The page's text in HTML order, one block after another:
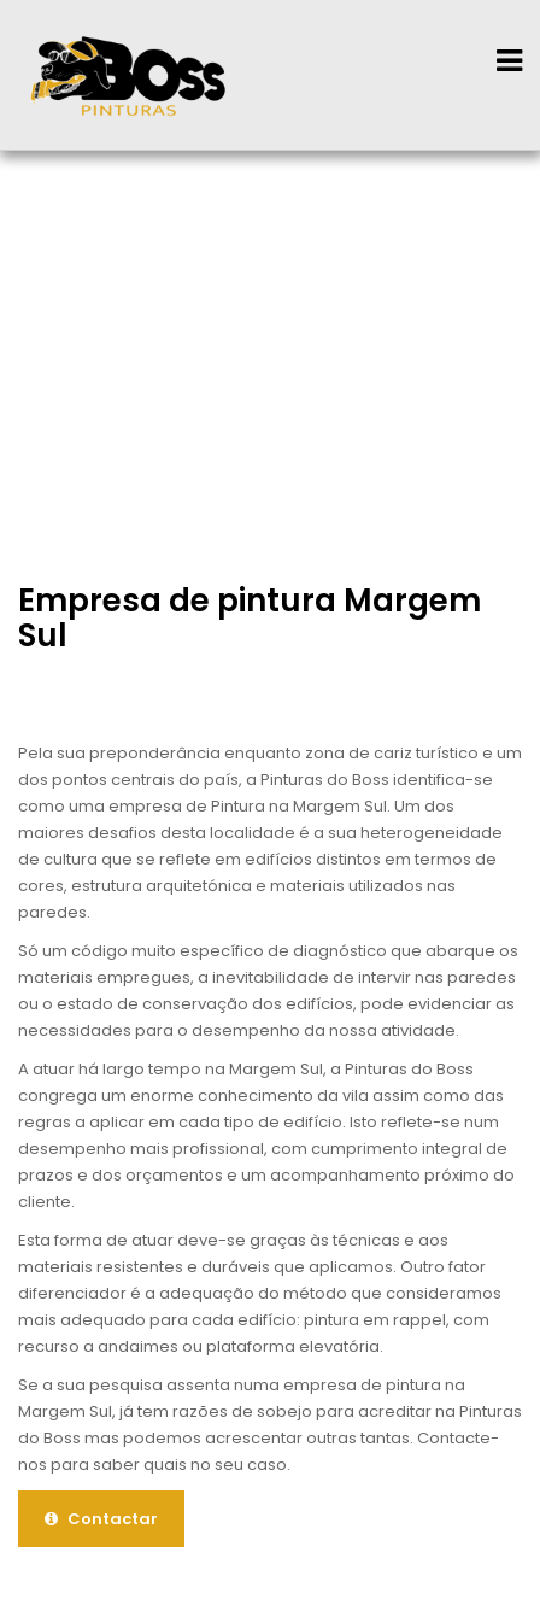
Empresa de pintura Margem
Sul
Pela sua preponderância enquanto zona de cariz turístico e um
dos pontos centrais do país, a Pinturas do Boss identifica-se
como uma empresa de Pintura na Margem Sul. Um dos
maiores desafios desta localidade é a sua heterogeneidade
de cultura que se reflete em edifícios distintos em termos de
cores, estrutura arquitetónica e materiais utilizados nas
paredes.
Só um código muito específico de diagnóstico que abarque os
materiais empregues, a inevitabilidade de intervir nas paredes
ou o estado de conservação dos edifícios, pode evidenciar as
necessidades para o desempenho da nossa atividade.
A atuar há largo tempo na Margem Sul, a Pinturas do Boss
congrega um enorme conhecimento da vila assim como das
regras a aplicar em cada tipo de edifício. Isto reflete-se num
desempenho mais profissional, com cumprimento integral de
prazos e dos orçamentos e um acompanhamento próximo do
cliente.
Esta forma de atuar deve-se graças às técnicas e aos
materiais resistentes e duráveis que aplicamos. Outro fator
diferenciador é a adequação do método que consideramos
mais adequado para cada edifício: pintura em rappel, com
recurso a andaimes ou plataforma elevatória.
Se a sua pesquisa assenta numa empresa de pintura na
Margem Sul, já tem razões de sobejo para acreditar na Pinturas
do Boss mas podemos acrescentar outras tantas. Contacte-
nos para saber quais no seu caso.
Contactar